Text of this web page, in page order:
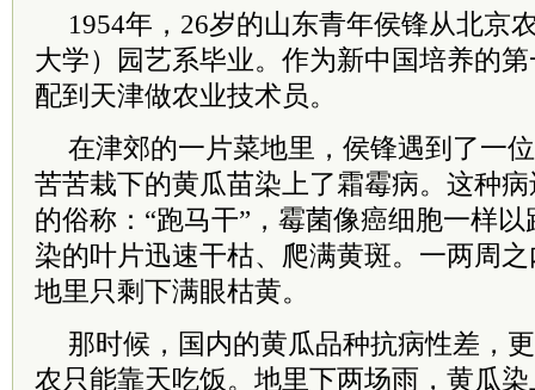
1954年，26岁的山东青年侯锋从北京
大学）园艺系毕业。作为新中国培养的
配到天津做农业技术员。
在津郊的一片菜地里，侯锋遇到了一
苦苦栽下的黄瓜苗染上了霜霉病。这种
的俗称：“跑马干”，霉菌像癌细胞一样
染的叶片迅速干枯、爬满黄斑。一两周
地里只剩下满眼枯黄。
那时候，国内的黄瓜品种抗病性差，
农只能靠天吃饭。地里下两场雨，黄瓜